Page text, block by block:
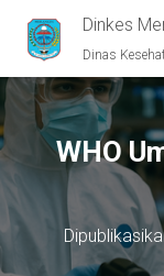
Dinkes
Dinas
WHO